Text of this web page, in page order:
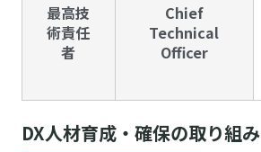
最高技
術責任
者
Chief
Technical
Officer
DX人材育成・確保の取り組み